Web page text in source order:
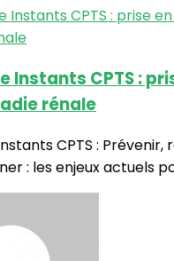
Instants CPTS :
rénale
CPTS : Prévenir,
: les enjeux actuels